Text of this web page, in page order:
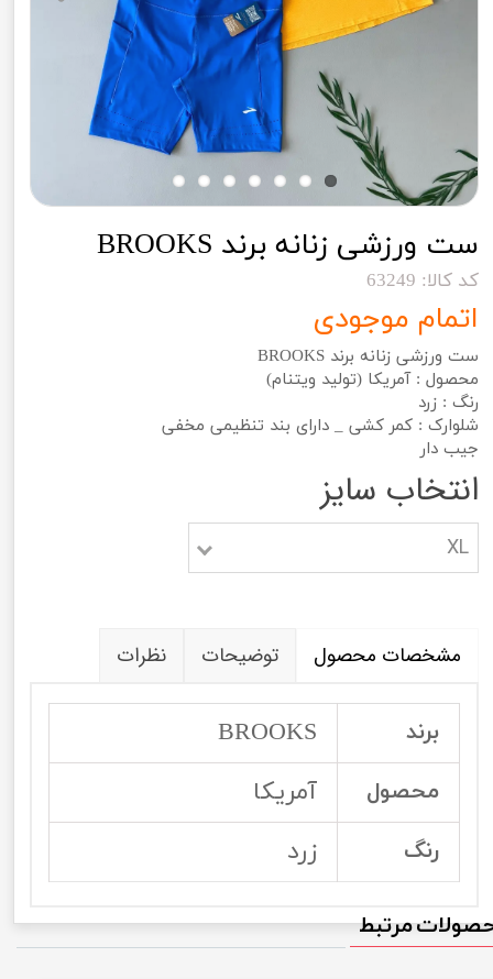
ست ورزشی زنانه برند BROOKS
کد کالا: 63249
اتمام موجودی
ست ورزشی زنانه برند BROOKS
محصول : آمریکا (تولید ویتنام)
رنگ : زرد
شلوارک : کمر کشی _ دارای بند تنظیمی مخفی
جیب دار
انتخاب سایز
XL
مشخصات محصول توضیحات نظرات
برند BROOKS
محصول آمریکا
رنگ زرد
مرتبط